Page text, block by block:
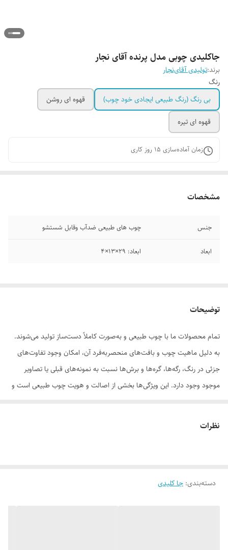
جاکلیدی چوبی مدل پرنده آقای نجار
برند:تولیدی آقای‌نجار
رنگ
بی رنگ (رنگ طبیعی ایجادی خود چوب)
قهوه ای روشن
قهوه ای تیره
زمان آماده‌سازی 15 روز کاری
مشخصات
جنس چوب‌ های طبیعی ضدآب وقابل شستشو
ابعاد ابعاد: ۲۹×۱۳×۴
توضیحات
تمام محصولات ما با چوب طبیعی و به‌صورت کاملاً دست‌ساز تولید می‌شوند.
به دلیل ماهیت چوب و بافت‌های منحصر‌به‌فرد آن، امکان وجود تفاوت‌های
جزئی در رنگ، رگه‌ها، گره‌ها و برش‌ها نسبت به نمونه‌های قبلی یا تصاویر
موجود وجود دارد. این ویژگی‌ها بخشی از اصالت و هویت چوب طبیعی است و
سفارش به‌منزله‌ی پذیرش این موارد و آگاهی از ویژگی‌های طبیعی چوب هست
نظرات
دسته‌بندی: جا کلیدی